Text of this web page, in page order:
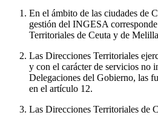
En el ámbito de las ciudades de
gestión del INGESA
Territoriales de Ceuta y de
Las Direcciones Territoriales
y con el carácter de servicios no
Delegaciones del Gobierno, las
en el artículo 12.
Las Direcciones Territoriales de